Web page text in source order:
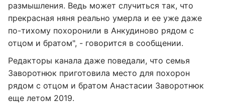
размышления. Ведь может случиться так, что
прекрасная няня реально умерла и ее уже даже
по-тихому похоронили в Анкудиново рядом с
отцом и братом", - говорится в сообщении.
Редакторы канала даже поведали, что семья
Заворотнюк приготовила место для похорон
рядом с отцом и братом Анастасии Заворотнюк
еще летом 2019.